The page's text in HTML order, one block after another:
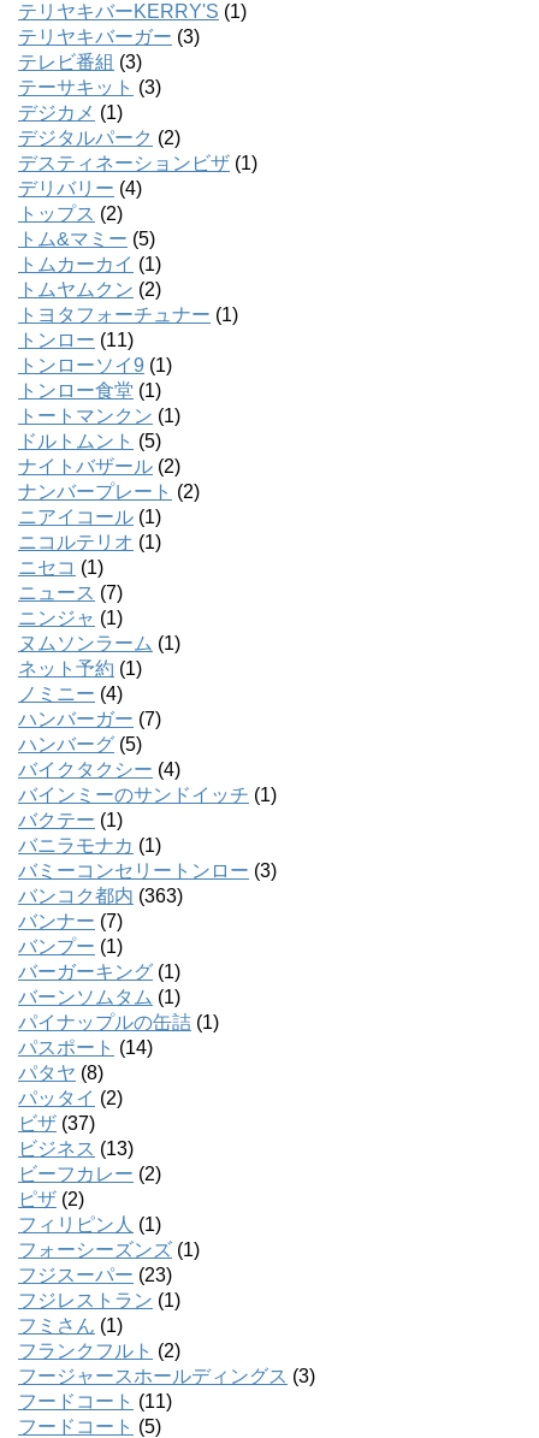
テリヤキバーKERRY'S (1)
テリヤキバーガー (3)
テレビ番組 (3)
テーサキット (3)
デジカメ (1)
デジタルパーク (2)
デスティネーションビザ (1)
デリバリー (4)
トップス (2)
トム&マミー (5)
トムカーカイ (1)
トムヤムクン (2)
トヨタフォーチュナー (1)
トンロー (11)
トンローソイ9 (1)
トンロー食堂 (1)
トートマンクン (1)
ドルトムント (5)
ナイトバザール (2)
ナンバープレート (2)
ニアイコール (1)
ニコルテリオ (1)
ニセコ (1)
ニュース (7)
ニンジャ (1)
ヌムソンラーム (1)
ネット予約 (1)
ノミニー (4)
ハンバーガー (7)
ハンバーグ (5)
バイクタクシー (4)
バインミーのサンドイッチ (1)
バクテー (1)
バニラモナカ (1)
バミーコンセリートンロー (3)
バンコク都内 (363)
バンナー (7)
バンプー (1)
バーガーキング (1)
バーンソムタム (1)
パイナップルの缶詰 (1)
パスポート (14)
パタヤ (8)
パッタイ (2)
ビザ (37)
ビジネス (13)
ビーフカレー (2)
ピザ (2)
フィリピン人 (1)
フォーシーズンズ (1)
フジスーパー (23)
フジレストラン (1)
フミさん (1)
フランクフルト (2)
フージャースホールディングス (3)
フードコート (11)
フードコート (5)